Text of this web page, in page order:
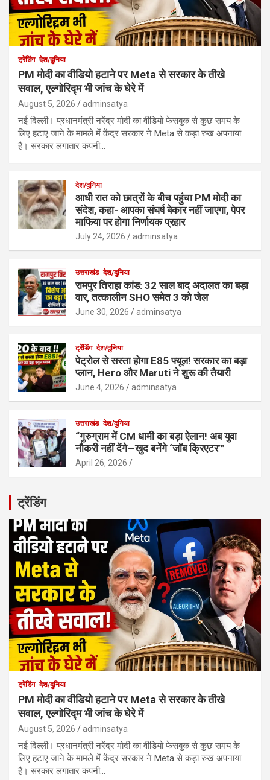
ट्रेंडिंग देश/दुनिया
PM मोदी का वीडियो हटाने पर Meta से सरकार के तीखे
सवाल, एल्गोरिद्म भी जांच के घेरे में
August 5, 2026 adminsatya
नई दिल्ली। प्रधानमंत्री नरेंद्र मोदी का वीडियो फेसबुक से कुछ समय के
लिए हटाए जाने के मामले में केंद्र सरकार ने Meta से कड़ा रुख अपनाया
है। सरकार लगातार कंपनी…
देश/दुनिया
आधी रात को छात्रों के बीच पहुंचा PM मोदी का
संदेश, कहा- आपका संघर्ष बेकार नहीं जाएगा, पेपर
माफिया पर होगा निर्णायक प्रहार
July 24, 2026 adminsatya
उत्तराखंड देश/दुनिया
रामपुर तिराहा कांड: 32 साल बाद अदालत का बड़ा
वार, तत्कालीन SHO समेत 3 को जेल
June 30, 2026 adminsatya
ट्रेंडिंग देश/दुनिया
पेट्रोल से सस्ता होगा E85 फ्यूल! सरकार का बड़ा
प्लान, Hero और Maruti ने शुरू की तैयारी
June 4, 2026 adminsatya
उत्तराखंड देश/दुनिया
“गुरुग्राम में CM धामी का बड़ा ऐलान! अब युवा
नौकरी नहीं देंगे—खुद बनेंगे ‘जॉब क्रिएटर’”
April 26, 2026
ट्रेंडिंग
ट्रेंडिंग देश/दुनिया
PM मोदी का वीडियो हटाने पर Meta से सरकार के तीखे
सवाल, एल्गोरिद्म भी जांच के घेरे में
August 5, 2026 adminsatya
नई दिल्ली। प्रधानमंत्री नरेंद्र मोदी का वीडियो फेसबुक से कुछ समय के
लिए हटाए जाने के मामले में केंद्र सरकार ने Meta से कड़ा रुख अपनाया
है। सरकार लगातार कंपनी…